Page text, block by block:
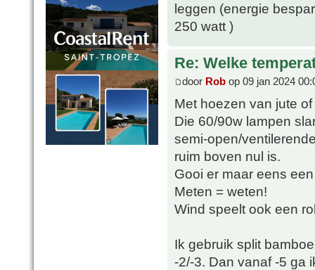
leggen (energie
250 watt )
Re: Welke
door Rob op 09 jan 2024
Met hoezen van jute
Die 60/90w lampen
semi-open/
ruim boven nul is.
Gooi er maar eens
Meten = weten!
Wind speelt ook een
Ik gebruik split
-2/-3. Dan vanaf -5 ga